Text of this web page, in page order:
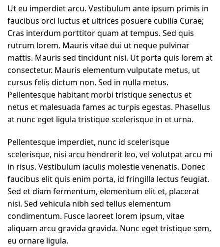
Ut eu imperdiet arcu. Vestibulum ante ipsum primis in
faucibus orci luctus et ultrices posuere cubilia Curae;
Cras interdum porttitor quam at tempus. Sed quis
rutrum lorem. Mauris vitae dui ut neque pulvinar
mattis. Mauris sed tincidunt nisi. Ut porta quis lorem at
consectetur. Mauris elementum vulputate metus, ut
cursus felis dictum non. Sed in nulla metus.
Pellentesque habitant morbi tristique senectus et
netus et malesuada fames ac turpis egestas. Phasellus
at nunc eget ligula tristique scelerisque in et urna.
Pellentesque imperdiet, nunc id scelerisque
scelerisque, nisi arcu hendrerit leo, vel volutpat arcu mi
in risus. Vestibulum iaculis molestie venenatis. Donec
faucibus elit quis enim porta, id fringilla lectus feugiat.
Sed et diam fermentum, elementum elit et, placerat
nisi. Sed vehicula nibh sed tellus elementum
condimentum. Fusce laoreet lorem ipsum, vitae
aliquam arcu gravida gravida. Nunc eget tristique sem,
eu ornare ligula.